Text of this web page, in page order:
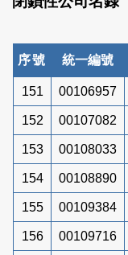
序號 統一編號
151 00106957
152 00107082
153 00108033
154 00108890
155 00109384
156 00109716